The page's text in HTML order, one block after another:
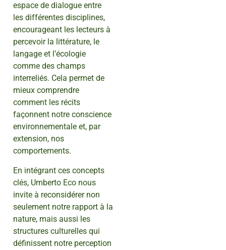
espace de dialogue entre
les différentes disciplines,
encourageant les lecteurs à
percevoir la littérature, le
langage et l’écologie
comme des champs
interreliés. Cela permet de
mieux comprendre
comment les récits
façonnent notre conscience
environnementale et, par
extension, nos
comportements.
En intégrant ces concepts
clés, Umberto Eco nous
invite à reconsidérer non
seulement notre rapport à la
nature, mais aussi les
structures culturelles qui
définissent notre perception